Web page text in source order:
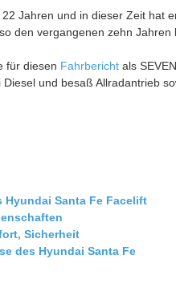
Jahren und in dieser Zeit hat
den vergangenen zehn
für diesen Fahrberichtals
und besaß Allradantrieb
Hyundai Santa Fe Facelift
Sicherheit
des Hyundai Santa Fe